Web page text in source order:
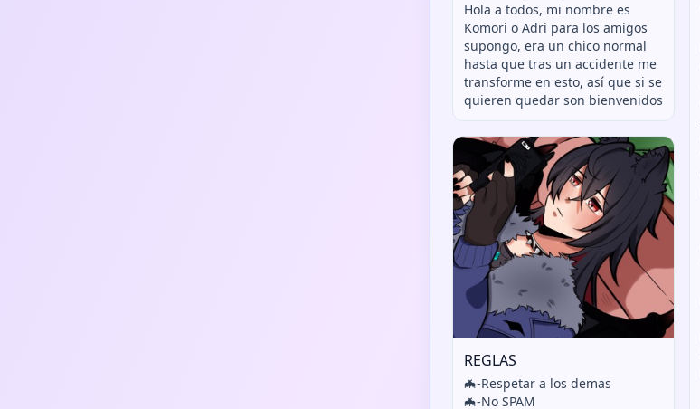
Hola a todos, mi nombre es
Komori o Adri para los amigos
supongo, era un chico normal
hasta que tras un accidente me
transforme en esto, así que si se
quieren quedar son bienvenidos
REGLAS
🦇-Respetar a los demas
🦇-No SPAM